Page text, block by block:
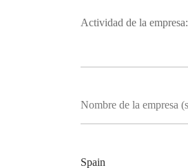
Actividad de la empresa: